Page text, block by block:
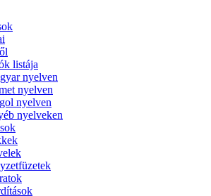
listája
nyelven
nyelven
nyelven
nyelveken